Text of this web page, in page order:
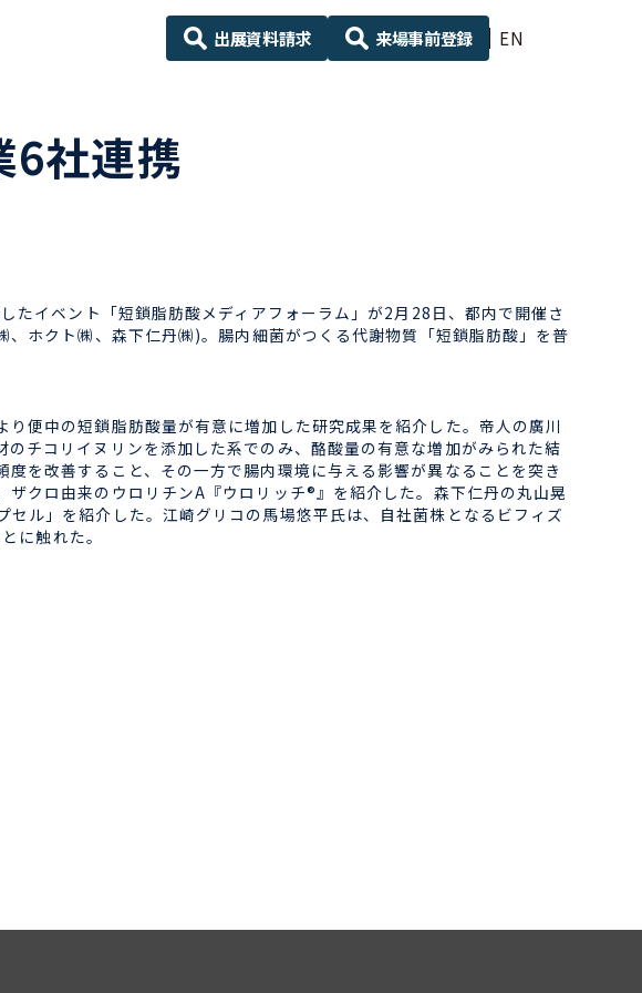
EN
出展資料請求 来場事前登録
6社連携
イベント「短鎖脂肪酸メディアフォーラム」が2月28日、都内で開催さ
ホクト㈱、森下仁丹㈱)。腸内細菌がつくる代謝物質「短鎖脂肪酸」を普
便中の短鎖脂肪酸量が有意に増加した研究成果を紹介した。帝人の廣川
チコリイヌリンを添加した系でのみ、酪酸量の有意な増加がみられた結
を改善すること、その一方で腸内環境に与える影響が異なることを突き
クロ由来のウロリチンA『ウロリッチ®』を紹介した。森下仁丹の丸山晃
ル」を紹介した。江崎グリコの馬場悠平氏は、自社菌株となるビフィズ
に触れた。